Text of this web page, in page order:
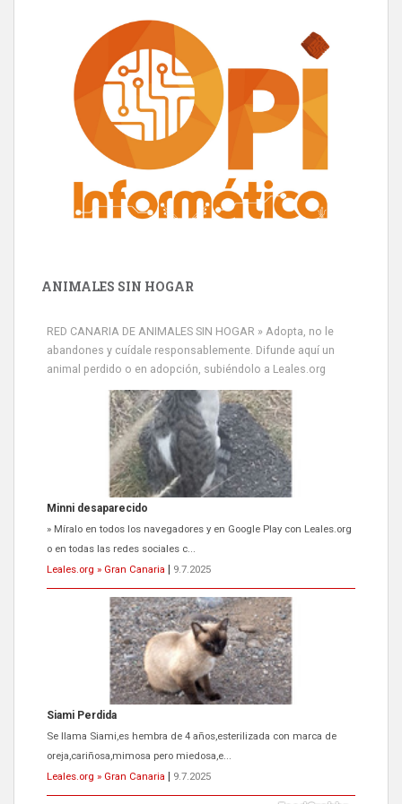
ANIMALES SIN HOGAR
RED CANARIA DE ANIMALES SIN HOGAR » Adopta, no le
abandones y cuídale responsablemente. Difunde aquí un
animal perdido o en adopción, subiéndolo a Leales.org
Minni desaparecido
» Míralo en todos los navegadores y en Google Play con Leales.org
o en todas las redes sociales c...
Leales.org » Gran Canaria
9.7.2025
Siami Perdida
Se llama Siami,es hembra de 4 años,esterilizada con marca de
oreja,cariñosa,mimosa pero miedosa,e...
Leales.org » Gran Canaria
9.7.2025